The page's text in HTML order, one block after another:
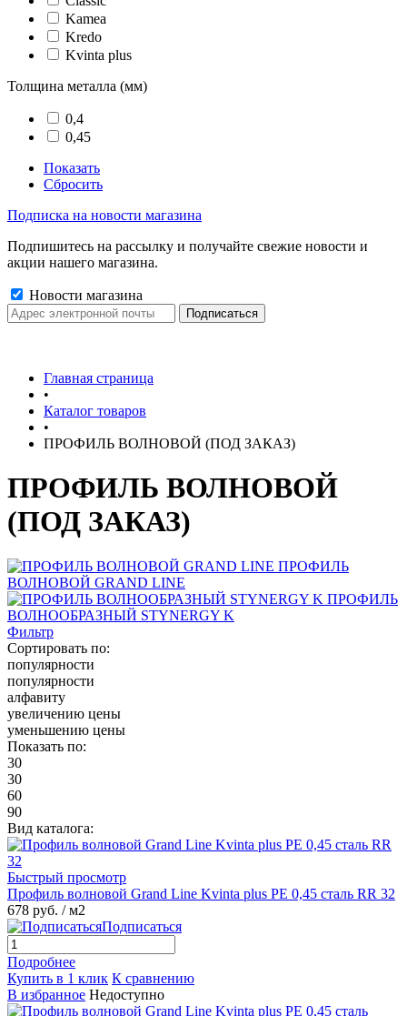
Kamea
Kredo
Kvinta plus
Толщина металла (мм)
0,4
0,45
Показать
Сбросить
Подписка на новости магазина
Подпишитесь на рассылку и получайте свежие новости и
акции нашего магазина.
Новости магазина
Главная страница
•
Каталог товаров
•
ПРОФИЛЬ ВОЛНОВОЙ (ПОД ЗАКАЗ)
ПРОФИЛЬ ВОЛНОВОЙ
(ПОД ЗАКАЗ)
ПРОФИЛЬ
ВОЛНОВОЙ GRAND LINE
ПРОФИЛЬ
ВОЛНООБРАЗНЫЙ STYNERGY K
Фильтр
Сортировать по:
популярности
популярности
алфавиту
увеличению цены
уменьшению цены
Показать по:
30
30
60
90
Вид каталога:
Быстрый просмотр
Профиль волновой Grand Line Kvinta plus PE 0,45 сталь RR 32
678 руб. / м2
Подписаться
Подробнее
Купить в 1 клик К сравнению
В избранное Недоступно